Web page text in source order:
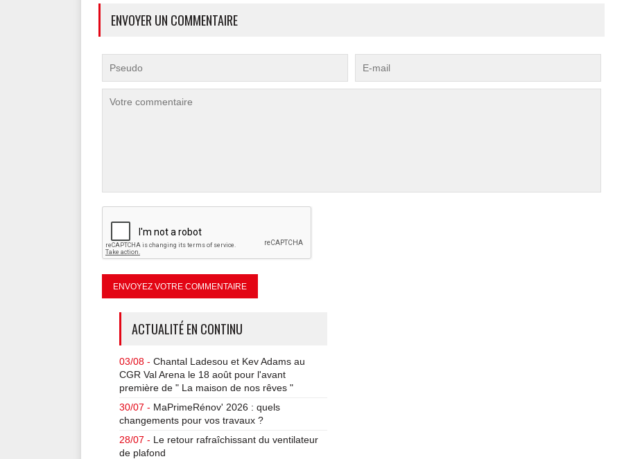
ENVOYER UN COMMENTAIRE
ACTUALITÉ EN CONTINU
03/08 - Chantal Ladesou et Kev Adams au
CGR Val Arena le 18 août pour l'avant
première de " La maison de nos rêves "
30/07 - MaPrimeRénov' 2026 : quels
changements pour vos travaux ?
28/07 - Le retour rafraîchissant du ventilateur
de plafond